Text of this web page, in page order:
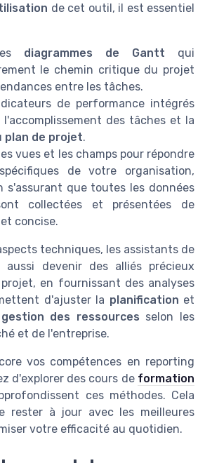
de cet outil, il est essentiel
diagrammes de Gantt qui
le chemin critique du projet
entre les tâches.
de performance intégrés
l'accomplissement des tâches et la
plan de projet.
vues et les champs pour répondre
de votre organisation,
s'assurant que toutes les données
collectées et présentées de
concise.
techniques, les assistants de
aussi devenir des alliés précieux
en fournissant des analyses
d'ajuster la planification et
gestion des ressources selon les
et de l'entreprise.
vos compétences en reporting
d'explorer des cours de formation
ces méthodes. Cela
rester à jour avec les meilleures
votre efficacité au quotidien.